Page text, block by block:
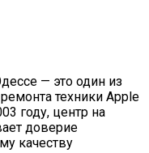
— это один из
техники Apple
году, центр на
доверие
качеству